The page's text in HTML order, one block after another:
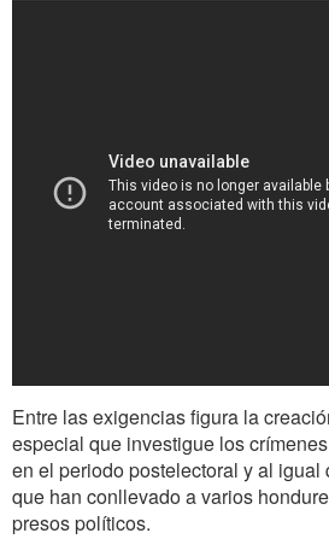
Entre las exigencias figura la
especial que investigue los
en el periodo postelectoral y al
que han conllevado a varios
presos políticos.